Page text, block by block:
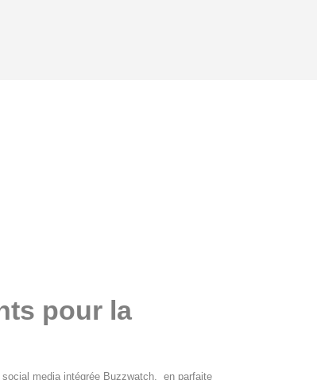
pour la
media intégrée Buzzwatch, en parfaite